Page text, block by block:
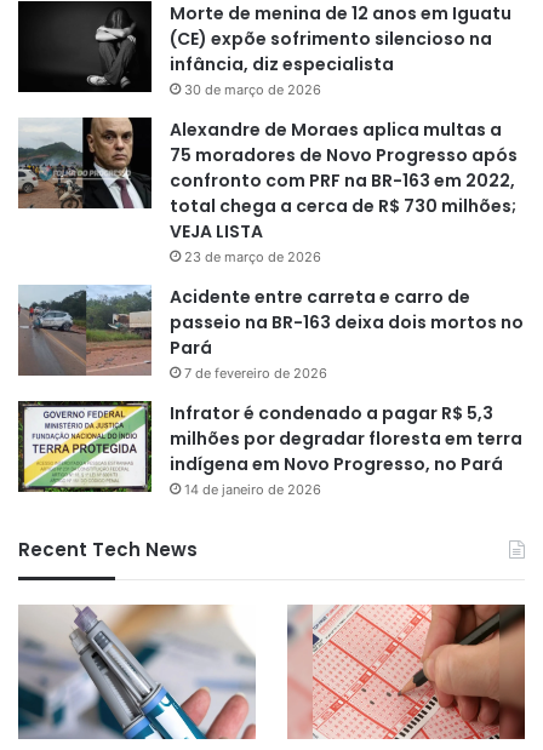
Morte de menina de 12 anos em Iguatu
(CE) expõe sofrimento silencioso na
infância, diz especialista
30 de março de 2026
Alexandre de Moraes aplica multas a
75 moradores de Novo Progresso após
confronto com PRF na BR-163 em 2022,
total chega a cerca de R$ 730 milhões;
VEJA LISTA
23 de março de 2026
Acidente entre carreta e carro de
passeio na BR-163 deixa dois mortos no
Pará
7 de fevereiro de 2026
Infrator é condenado a pagar R$ 5,3
milhões por degradar floresta em terra
indígena em Novo Progresso, no Pará
14 de janeiro de 2026
Recent Tech News